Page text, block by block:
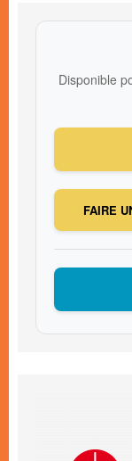
Disponible
FAIRE